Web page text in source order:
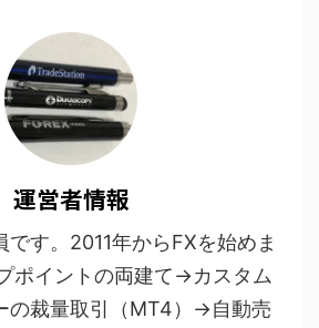
運営者情報
す。2011年からFXを始めま
ポイントの両建て→カスタム
の裁量取引（MT4）→自動売